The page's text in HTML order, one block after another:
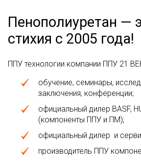
Пенополиуретан —
стихия с 2005 года!
ППУ технологии компании ППУ 21
обучение, семинары,
заключения, конференции;
официальный дилер BASF,
(компоненты ППУ и ПМ);
официальный дилер и
производитель ППУ